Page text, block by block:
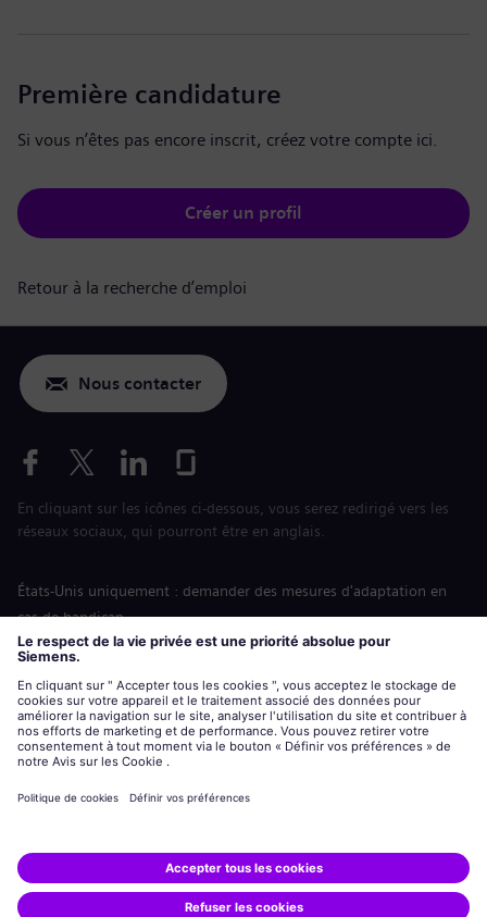
Première candidature
Si vous n’êtes pas encore inscrit, créez votre compte ici.
Créer un profil
Retour à la recherche d’emploi
Nous contacter
En cliquant sur les icônes ci-dessous, vous serez redirigé vers les
réseaux sociaux, qui pourront être en anglais.
États-Unis uniquement : demander des mesures d'adaptation en
cas de handicap
Labor Condition Application (Formulaire sur les conditions
siemens-energy.comSite Internet international
Informations sur l’entreprise
Avis de confidentialité
Siemens Energy est une marque déposée de Siemens AG.